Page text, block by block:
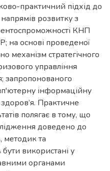
практичний підхід до
розвитку з
КНП
на основі проведеної
механізм стратегічного
управління
запропонованого
інформаційну
Практичне
полягає в тому, що
доведено до
методик та
використані у
органами